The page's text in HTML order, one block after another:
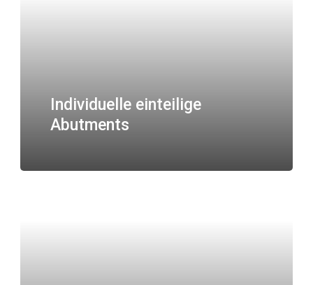
Individuelle einteilige
Abutments